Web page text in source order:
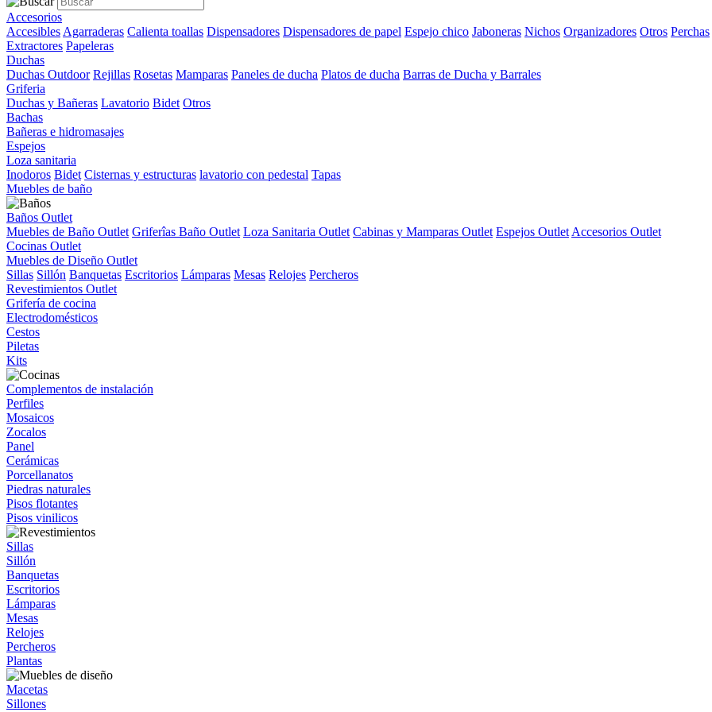
Accesorios
Accesibles Agarraderas Calienta toallas Dispensadores Dispensadores de papel Espejo chico Jaboneras Nichos Organizadores Otros Perchas
Extractores Papeleras
Duchas
Duchas Outdoor Rejillas Rosetas Mamparas Paneles de ducha Platos de ducha Barras de Ducha y Barrales
Griferia
Duchas y Bañeras Lavatorio Bidet Otros
Bachas
Bañeras e hidromasajes
Espejos
Loza sanitaria
Inodoros Bidet Cisternas y estructuras lavatorio con pedestal Tapas
Muebles de baño
Baños Outlet
Muebles de Baño Outlet Griferîas Baño Outlet Loza Sanitaria Outlet Cabinas y Mamparas Outlet Espejos Outlet Accesorios Outlet
Cocinas Outlet
Muebles de Diseño Outlet
Sillas Sillón Banquetas Escritorios Lámparas Mesas Relojes Percheros
Revestimientos Outlet
Grifería de cocina
Electrodomésticos
Cestos
Piletas
Kits
Complementos de instalación
Perfiles
Mosaicos
Zocalos
Panel
Cerámicas
Porcellanatos
Piedras naturales
Pisos flotantes
Pisos vinilicos
Sillas
Sillón
Banquetas
Escritorios
Lámparas
Mesas
Relojes
Percheros
Plantas
Macetas
Sillones